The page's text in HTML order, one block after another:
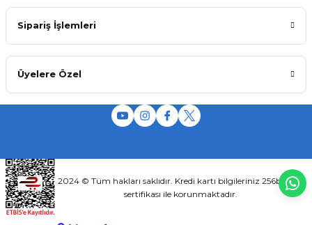
Sipariş İşlemleri
Üyelere Özel
2024 © Tüm hakları saklıdır. Kredi kartı bilgileriniz 256bit SSL
sertifikası ile korunmaktadır.